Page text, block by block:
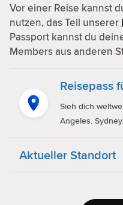
Vor einer Reise kannst
nutzen, das Teil unserer
Passport kannst du
Members aus anderen
Reisepass
Sieh dich
Angeles.
Aktueller Standort